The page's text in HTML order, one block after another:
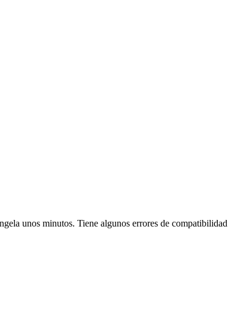
unos minutos. Tiene algunos errores de compatibilidad